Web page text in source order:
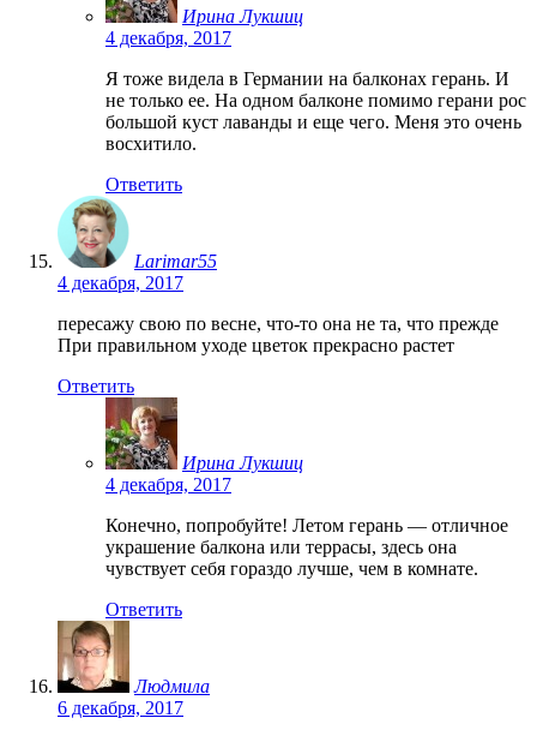
Ирина Лукшиц
4 декабря, 2017
Я тоже видела в Германии на балконах герань. И
не только ее. На одном балконе помимо герани рос
большой куст лаванды и еще чего. Меня это очень
восхитило.
Ответить
Larimar55
4 декабря, 2017
пересажу свою по весне, что-то она не та, что прежде
При правильном уходе цветок прекрасно растет
Ответить
Ирина Лукшиц
4 декабря, 2017
Конечно, попробуйте! Летом герань — отличное
украшение балкона или террасы, здесь она
чувствует себя гораздо лучше, чем в комнате.
Ответить
Людмила
6 декабря, 2017